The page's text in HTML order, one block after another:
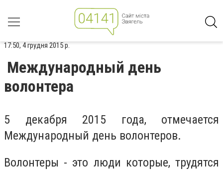
17:50, 4 грудня 2015 р.
Международный день
волонтера
5 декабря 2015 года, отмечается
Международный день волонтеров.
Волонтеры - это люди которые, трудятся